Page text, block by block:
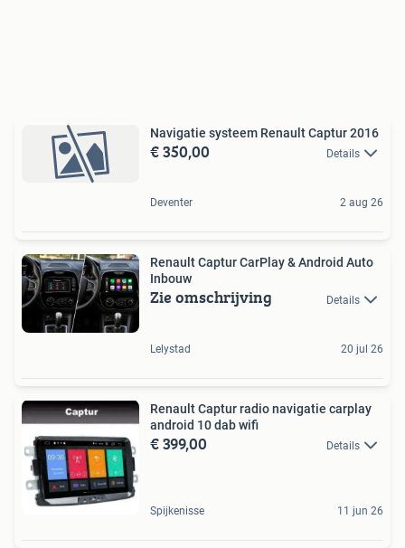
Navigatie systeem Renault Captur 2016
€ 350,00 Details
Deventer 2 aug 26
Renault Captur CarPlay & Android Auto
Inbouw
Zie omschrijving Details
Lelystad 20 jul 26
Renault Captur radio navigatie carplay
android 10 dab wifi
€ 399,00 Details
Spijkenisse 11 jun 26